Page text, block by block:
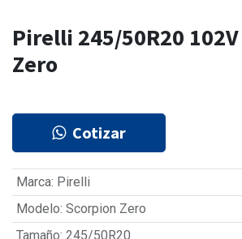
Pirelli 245/50R20
Zero
Cotizar
Marca: Pirelli
Modelo: Scorpion Zero
Tamaño: 245/50R20